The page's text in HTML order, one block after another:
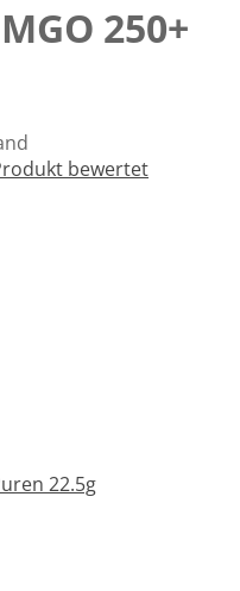
250+
bewertet
22.5g